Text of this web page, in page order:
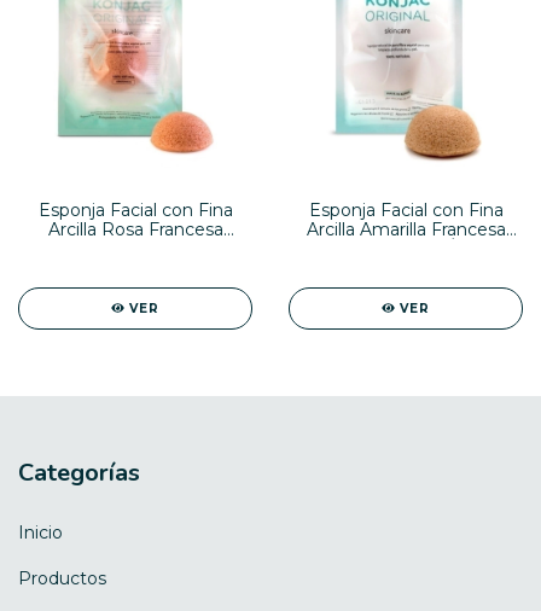
Esponja Facial con Fina
Arcilla Rosa Francesa
VER
Esponja Facial con Fina
Arcilla Amarilla Francesa
VER
Categorías
Inicio
Productos